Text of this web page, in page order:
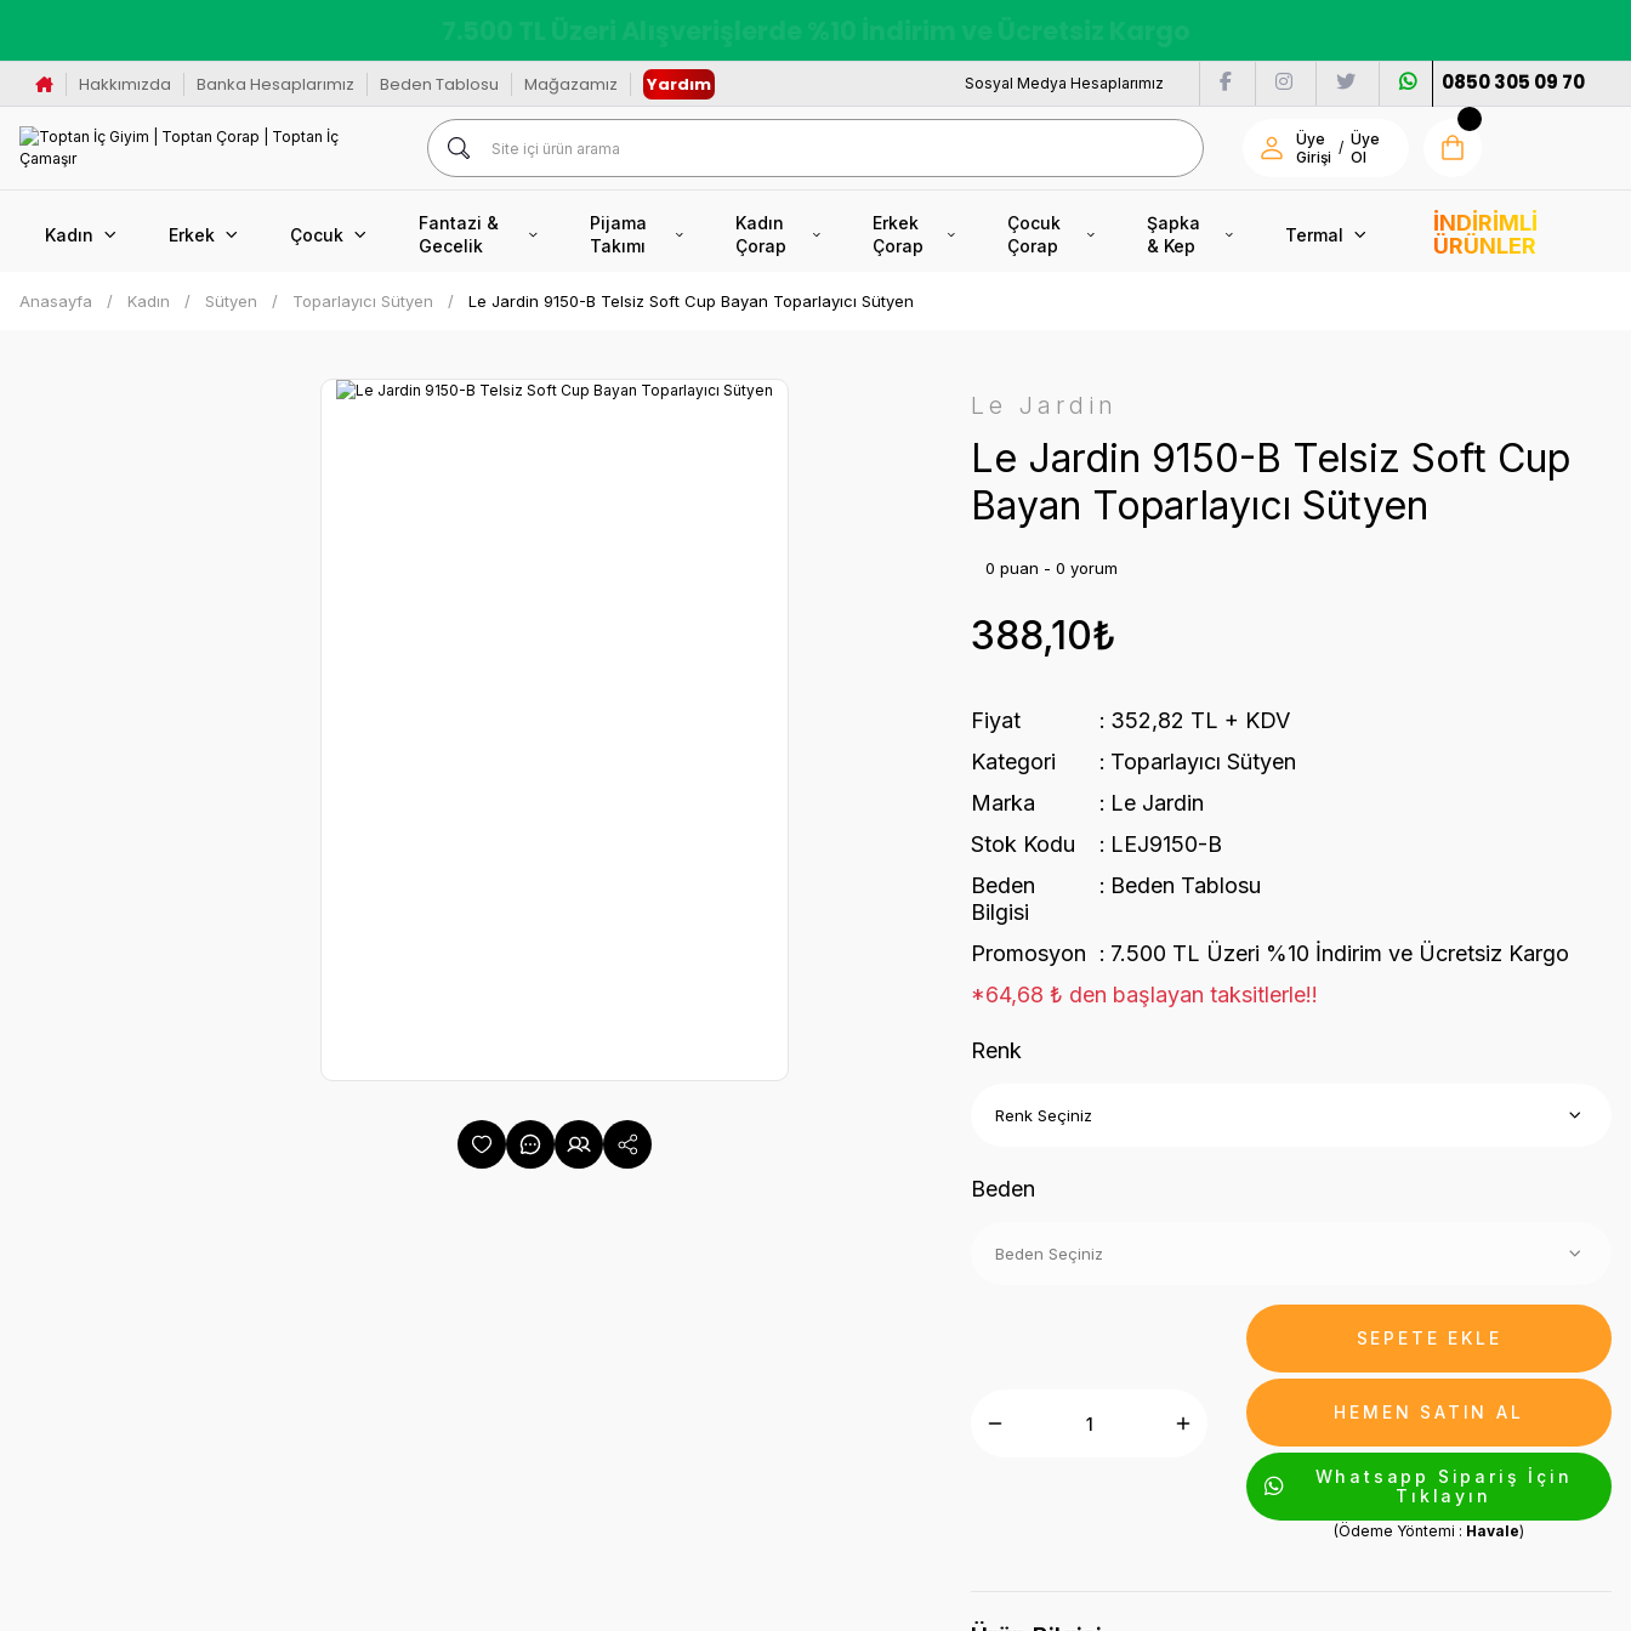
Hakkımızda Banka Hesaplarımız Beden Tablosu Mağazamız Yardım Sosyal Medya Hesaplarımız 0850 305 09 70
Üye
Girişi
/ Üye
Ol
Kadın Erkek Çocuk
Fantazi &
Gecelik
Pijama
Takımı
Kadın
Çorap
Erkek
Çorap
Çocuk
Çorap
Şapka
& Kep
Termal
İNDİRİMLİ
ÜRÜNLER
Anasayfa Kadın Sütyen Toparlayıcı Sütyen Le Jardin 9150-B Telsiz Soft Cup Bayan Toparlayıcı Sütyen
Le Jardin
Le Jardin 9150-B Telsiz Soft Cup
Bayan Toparlayıcı Sütyen
0 puan - 0 yorum
388,10₺
Fiyat
352,82 TL + KDV
Kategori
Toparlayıcı Sütyen
Marka
Le Jardin
Stok Kodu
LEJ9150-B
Beden
Bilgisi
Beden Tablosu
Promosyon
7.500 TL Üzeri %10 İndirim ve Ücretsiz Kargo
*64,68 ₺ den başlayan taksitlerle!!
Renk
Beden
SEPETE EKLE
HEMEN SATIN AL
Whatsapp Sipariş İçin
Tıklayın
(Ödeme Yöntemi : Havale)